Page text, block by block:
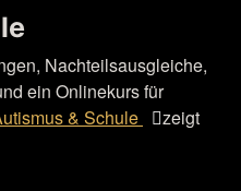
Nachteilsausgleiche,
ein Onlinekurs für
& Schule
zeigt